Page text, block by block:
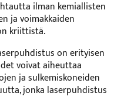
ilman kemiallisten
ja voimakkaiden
kriittistä.
on erityisen
voivat aiheuttaa
ja sulkemiskoneiden
jonka laserpuhdistus